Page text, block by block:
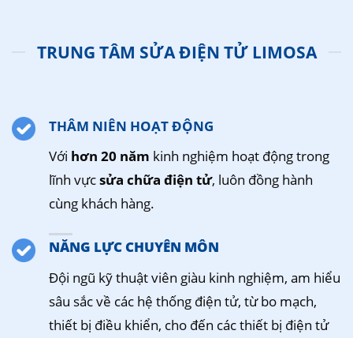
TRUNG TÂM SỬA ĐIỆN TỬ LIMOSA
THÂM NIÊN HOẠT ĐỘNG
Với hơn 20 năm kinh nghiệm hoạt động trong
lĩnh vựcsửa chữa điện tử, luôn đồng hành
cùng khách hàng.
NĂNG LỰC CHUYÊN MÔN
Đội ngũ kỹ thuật viên giàu kinh nghiệm, am hiểu
sâu sắc về các hệ thống điện tử, từ bo mạch,
thiết bị điều khiển, cho đến các thiết bị điện tử